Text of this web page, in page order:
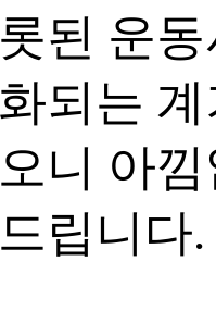
된 운
되는
니 아
립니다.